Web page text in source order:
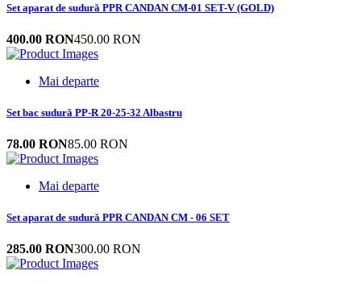
Set aparat de sudură PPR CANDAN CM-01 SET-V (GOLD)
400.00 RON450.00 RON
Mai departe
Set bac sudură PP-R 20-25-32 Albastru
78.00 RON85.00 RON
Mai departe
Set aparat de sudură PPR CANDAN CM - 06 SET
285.00 RON300.00 RON